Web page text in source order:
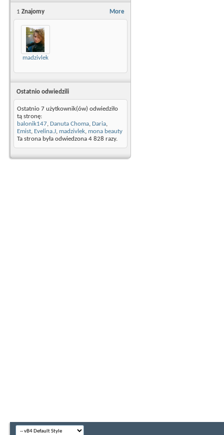
More
1 Znajomy
madzivlek
Ostatnio odwiedzili
Ostatnio 7 użytkownik(ów) odwiedziło
tą stronę:
balonik147, Danuta Choma, Daria,
Emist, Evelina.J, madzivlek, mona beauty
Ta strona była odwiedzona 4 828 razy.